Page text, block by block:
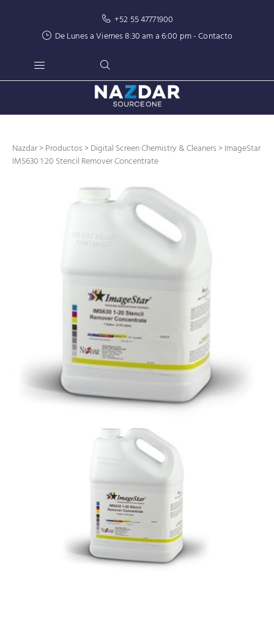
+52 55 47771900
De Lunes a Viernes 8:30 am a 6:00 pm -Contacto
Nazdar>Productos>Digital Screen Chemistry & Cleaners> ImageStar
IMS630 1:20 Stencil Remover Concentrate